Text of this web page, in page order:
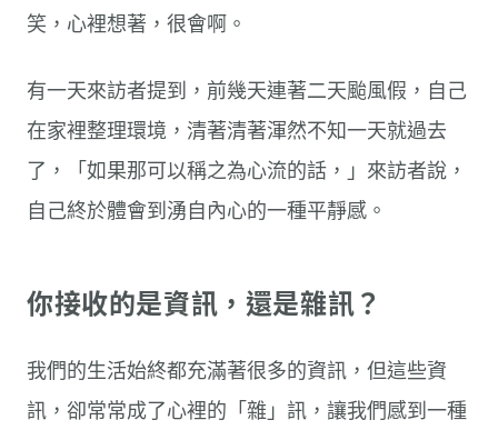
笑，心裡想著，很會啊。
有一天來訪者提到，前幾天連著二天颱風假，自己
在家裡整理環境，清著清著渾然不知一天就過去
了，「如果那可以稱之為心流的話，」來訪者說，
自己終於體會到湧自內心的一種平靜感。
你接收的是資訊，還是雜訊？
我們的生活始終都充滿著很多的資訊，但這些資
訊，卻常常成了心裡的「雜」訊，讓我們感到一種